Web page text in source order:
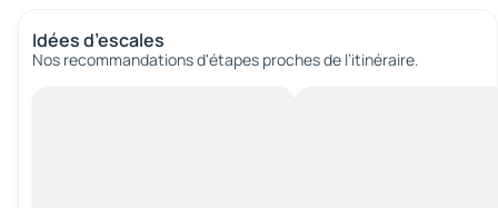
Idées d’escales
Nos recommandations d'étapes proches de l’itinéraire.